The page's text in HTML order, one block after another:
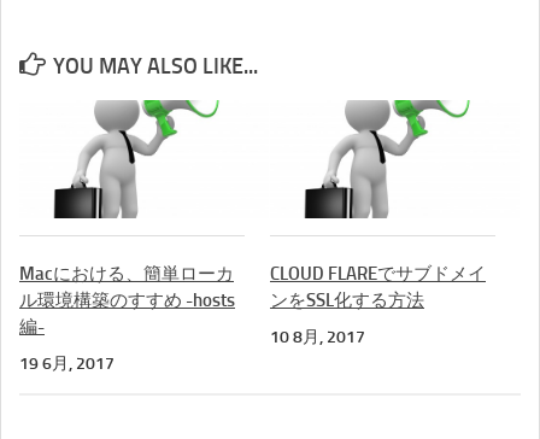
YOU MAY ALSO LIKE...
Macにおける、簡単ローカ
ル環境構築のすすめ -hosts
編-
19 6月, 2017
CLOUD FLAREでサブドメイ
ンをSSL化する方法
10 8月, 2017